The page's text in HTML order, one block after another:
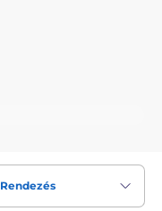
Rendezés